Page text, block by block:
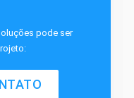
pode ser